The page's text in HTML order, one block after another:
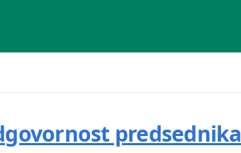
predsednika